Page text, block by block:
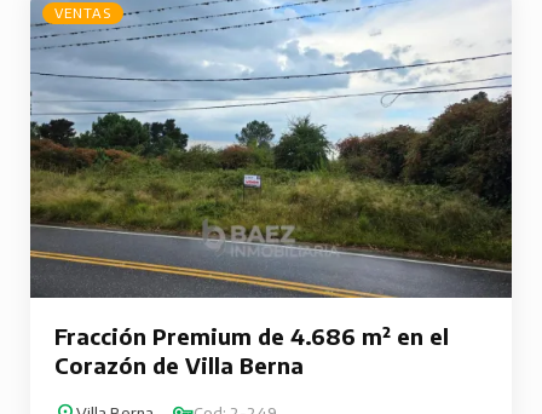
VENTAS
Fracción Premium de 4.686 m² en el
Corazón de Villa Berna